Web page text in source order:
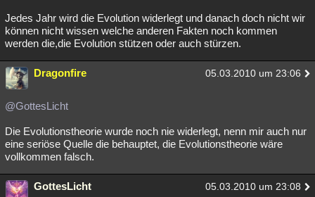
Jedes Jahr wird die Evolution widerlegt und danach doch nicht wir
können nicht wissen welche anderen Fakten noch kommen
werden die,die Evolution stützen oder auch stürzen.
Dragonfire 05.03.2010 um 23:06
@GottesLicht
Die Evolutionstheorie wurde noch nie widerlegt, nenn mir auch nur
eine seriöse Quelle die behauptet, die Evolutionstheorie wäre
vollkommen falsch.
GottesLicht 05.03.2010 um 23:08